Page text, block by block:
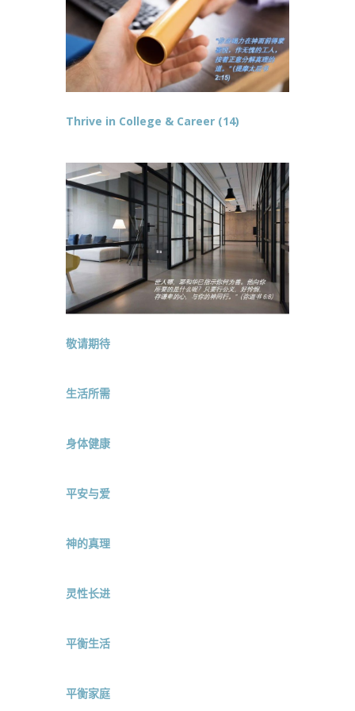
Thrive in College & Career (14)
敬请期待
生活所需
身体健康
平安与爱
神的真理
灵性长进
平衡生活
平衡家庭